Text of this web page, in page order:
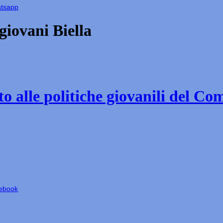
Biella
alle politiche giovanili del